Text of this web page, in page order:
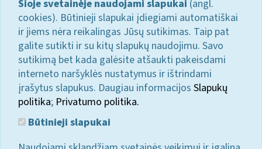
Šioje svetainėje naudojami slapukai (angl.
cookies). Būtinieji slapukai įdiegiami automatiškai
ir jiems nėra reikalingas Jūsų sutikimas. Taip pat
galite sutikti ir su kitų slapukų naudojimu. Savo
sutikimą bet kada galėsite atšaukti pakeisdami
interneto naršyklės nustatymus ir ištrindami
įrašytus slapukus. Daugiau informacijos Slapukų
politika; Privatumo politika.
Būtinieji slapukai